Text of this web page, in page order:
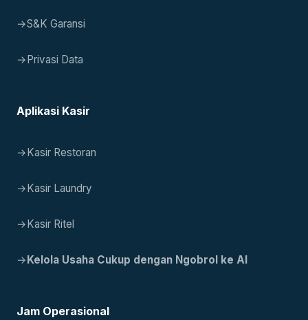
→S&K Garansi
→Privasi Data
Aplikasi Kasir
→Kasir Restoran
→Kasir Laundry
→Kasir Ritel
→Kelola Usaha Cukup dengan Ngobrol ke AI
Jam Operasional